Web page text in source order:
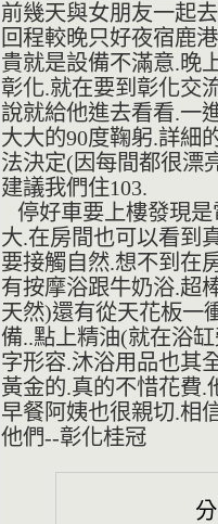
前幾天與女朋友一起
回程較晚只好夜宿鹿
貴就是設備不滿意.晚
彰化.就在要到彰化交
說就給他進去看看.一
大大的90度鞠躬.詳細
法決定(因每間都很漂
建議我們住103.
停好車要上樓發現是
大.在房間也可以看到
要接觸自然.想不到在
有按摩浴跟牛奶浴.超
天然)還有從天花板一
備..點上精油(就在浴
字形容.沐浴用品也其
黃金的.真的不惜花費.
早餐阿姨也很親切.相
他們--彰化桂冠